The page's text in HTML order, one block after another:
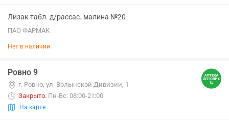
Лизак табл. д/рассас. малина №20
ПАО ФАРМАК
Нет в наличии
Ровно 9
г. Ровно, ул. Волынской Дивизии, 1
Закрыто. Пн-Вс: 08:00-21:00
На карте